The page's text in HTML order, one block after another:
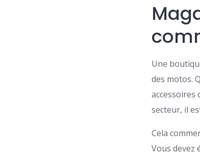
Une
des motos.
accessoires
secteur, il
Cela
Vous devez